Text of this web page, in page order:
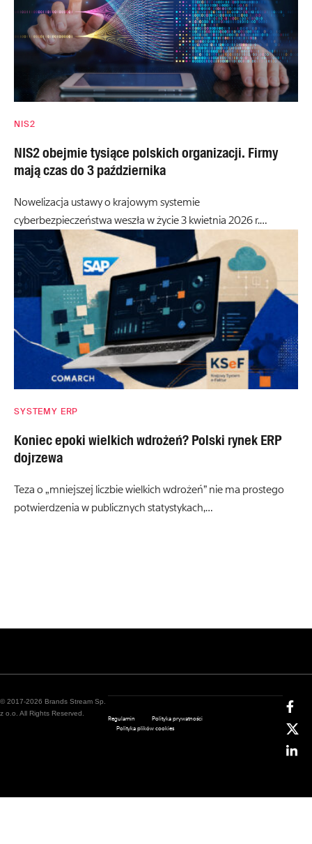
NIS2
NIS2 obejmie tysiące polskich organizacji. Firmy
mają czas do 3 października
Nowelizacja ustawy o krajowym systemie
cyberbezpieczeństwa weszła w życie 3 kwietnia 2026 r.…
SYSTEMY ERP
Koniec epoki wielkich wdrożeń? Polski rynek ERP
dojrzewa
Teza o „mniejszej liczbie wielkich wdrożeń” nie ma prostego
potwierdzenia w publicznych statystykach,…
© 2017-2026 Brands Stream Sp.
z o.o. All Rights Reserved.
Regulamin
Polityka prywatności
Polityka plików cookies